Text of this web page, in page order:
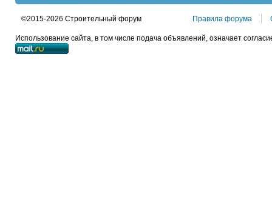
©2015-2026 Строительный форум Правила форума
Использование сайта, в том числе подача объявлений, означает